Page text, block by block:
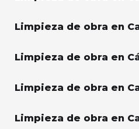
Limpieza de obra en
Limpieza de obra en
Limpieza de obra en
Limpieza de obra en